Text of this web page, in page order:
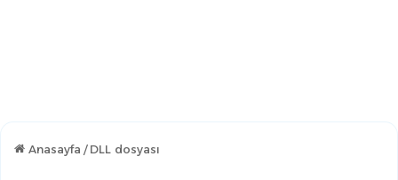
Anasayfa / DLL dosyası